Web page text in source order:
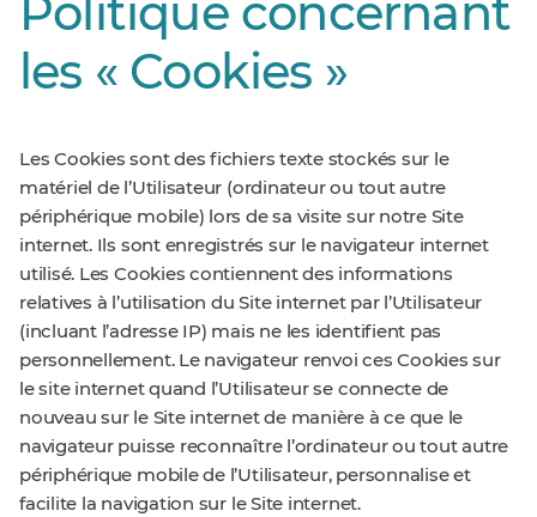
Politique concernant
les « Cookies »
Les Cookies sont des fichiers texte stockés sur le
matériel de l’Utilisateur (ordinateur ou tout autre
périphérique mobile) lors de sa visite sur notre Site
internet. Ils sont enregistrés sur le navigateur internet
utilisé. Les Cookies contiennent des informations
relatives à l’utilisation du Site internet par l’Utilisateur
(incluant l’adresse IP) mais ne les identifient pas
personnellement. Le navigateur renvoi ces Cookies sur
le site internet quand l’Utilisateur se connecte de
nouveau sur le Site internet de manière à ce que le
navigateur puisse reconnaître l’ordinateur ou tout autre
périphérique mobile de l’Utilisateur, personnalise et
facilite la navigation sur le Site internet.